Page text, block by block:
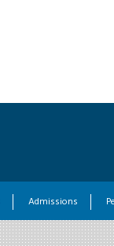
Admissions